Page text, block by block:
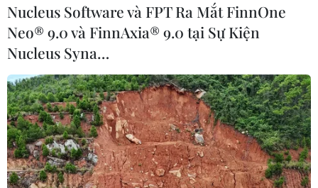
Nucleus Software và FPT Ra Mắt FinnOne
Neo® 9.0 và FinnAxia® 9.0 tại Sự Kiện
Nucleus Syna…